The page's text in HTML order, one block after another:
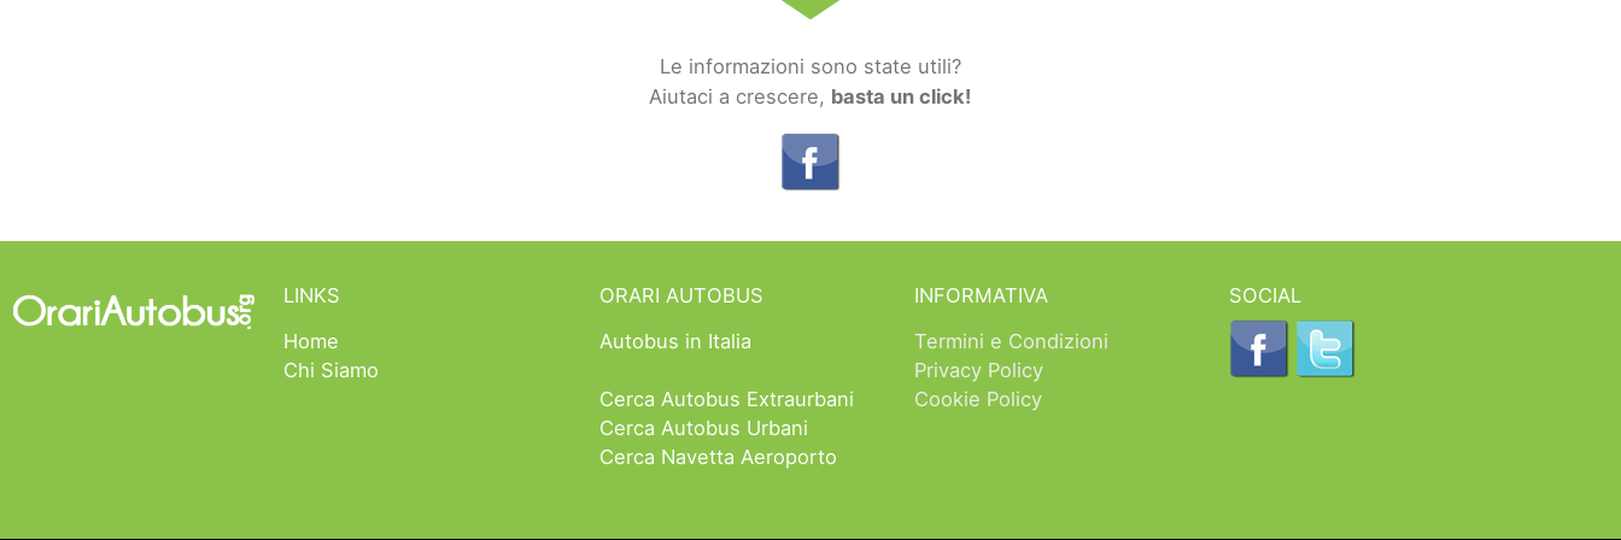
Le informazioni sono state utili?
Aiutaci a crescere, basta un click!
LINKS
Home
Chi Siamo
ORARI AUTOBUS
Autobus in Italia
Cerca Autobus Extraurbani
Cerca Autobus Urbani
Cerca Navetta Aeroporto
INFORMATIVA
Termini e Condizioni
Privacy Policy
Cookie Policy
SOCIAL